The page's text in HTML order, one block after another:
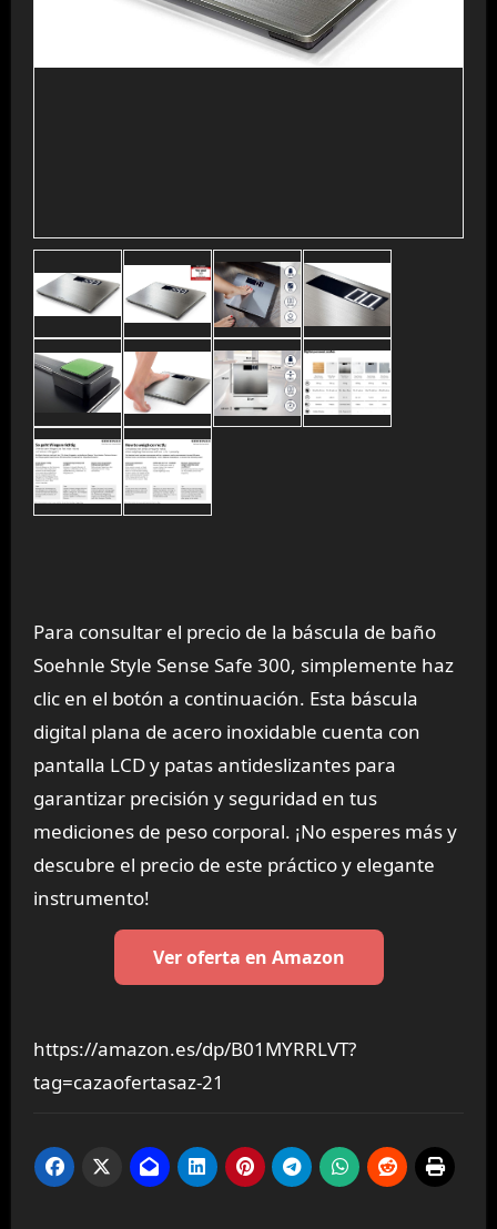
Para consultar el precio de la báscula de baño
Soehnle Style Sense Safe 300, simplemente haz
clic en el botón a continuación. Esta báscula
digital plana de acero inoxidable cuenta con
pantalla LCD y patas antideslizantes para
garantizar precisión y seguridad en tus
mediciones de peso corporal. ¡No esperes más y
descubre el precio de este práctico y elegante
instrumento!
Ver oferta en Amazon
https://amazon.es/dp/B01MYRRLVT?
tag=cazaofertasaz-21